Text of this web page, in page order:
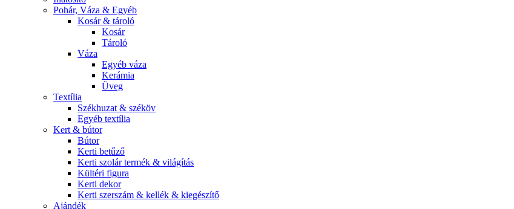
Pohár, Váza & Egyéb
Kosár & tároló
Kosár
Tároló
Váza
Egyéb váza
Kerámia
Üveg
Textília
Székhuzat & széköv
Egyéb textília
Kert & bútor
Bútor
Kerti betűző
Kerti szolár termék & világítás
Kültéri figura
Kerti dekor
Kerti szerszám & kellék & kiegészítő
Ajándék